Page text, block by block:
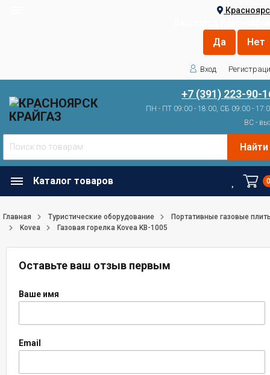
Вход
+7 (391) 223-90-
ПН - ПТ 09:00 - 18:00, СБ 09:00 -
ВС -
Найти
Каталог товаров
Главная Туристические оборудование
Портативные газовые
Kovea
Газовая горелка Kovea KB-1005
Оставьте ваш отзыв первым
Ваше имя
Email